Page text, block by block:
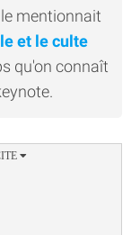
mentionnait
et le culte
qu'on connaît